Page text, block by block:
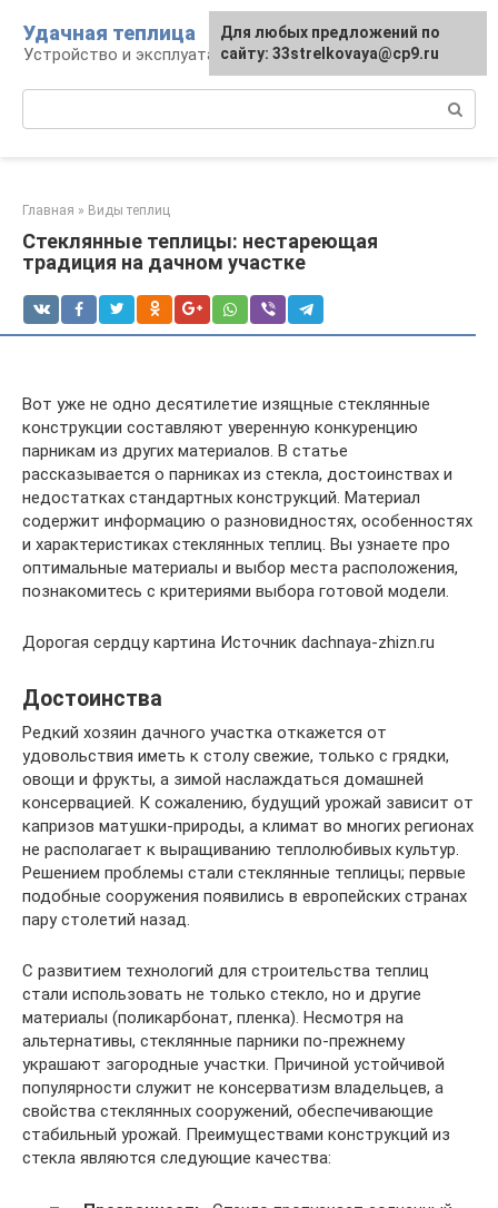
контенту
Удачная теплица
Устройство и эксплуатация теплиц
Главная » Виды теплиц
Стеклянные теплицы: нестареющая
традиция на дачном участке
Вот уже не одно десятилетие изящные стеклянные
конструкции составляют уверенную конкуренцию
парникам из других материалов. В статье
рассказывается о парниках из стекла, достоинствах и
недостатках стандартных конструкций. Материал
содержит информацию о разновидностях, особенностях
и характеристиках стеклянных теплиц. Вы узнаете про
оптимальные материалы и выбор места расположения,
познакомитесь с критериями выбора готовой модели.
Дорогая сердцу картина Источник dachnaya-zhizn.ru
Достоинства
Редкий хозяин дачного участка откажется от
удовольствия иметь к столу свежие, только с грядки,
овощи и фрукты, а зимой наслаждаться домашней
консервацией. К сожалению, будущий урожай зависит от
капризов матушки-природы, а климат во многих регионах
не располагает к выращиванию теплолюбивых культур.
Решением проблемы стали стеклянные теплицы; первые
подобные сооружения появились в европейских странах
пару столетий назад.
С развитием технологий для строительства теплиц
стали использовать не только стекло, но и другие
материалы (поликарбонат, пленка). Несмотря на
альтернативы, стеклянные парники по-прежнему
украшают загородные участки. Причиной устойчивой
популярности служит не консерватизм владельцев, а
свойства стеклянных сооружений, обеспечивающие
стабильный урожай. Преимуществами конструкций из
стекла являются следующие качества:
Для любых предложений по
сайту: 33strelkovaya@cp9.ru